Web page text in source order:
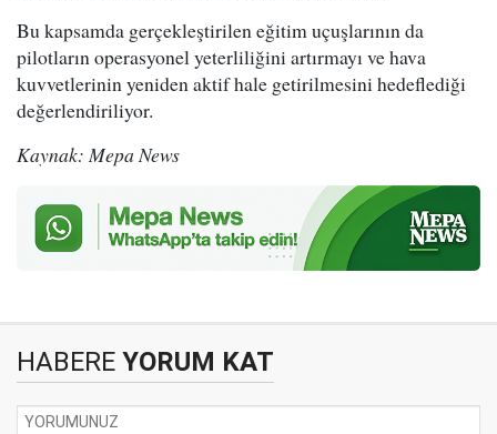
Bu kapsamda gerçekleştirilen eğitim uçuşlarının da
pilotların operasyonel yeterliliğini artırmayı ve hava
kuvvetlerinin yeniden aktif hale getirilmesini hedeflediği
değerlendiriliyor.
Kaynak: Mepa News
HABERE YORUM KAT